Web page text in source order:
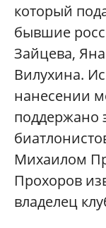
который
бывшие
Зайцева,
Вилухина.
нанесении
поддержано
Михаилом
Прохоров
владелец